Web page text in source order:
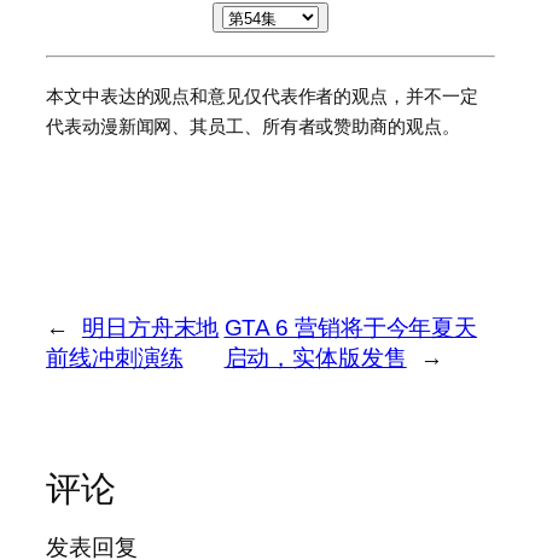
本文中表达的观点和意见仅代表作者的观点，并不一定
代表动漫新闻网、其员工、所有者或赞助商的观点。
←
明日方舟末地
前线冲刺演练
GTA 6 营销将于今年夏天
启动，实体版发售
→
评论
发表回复